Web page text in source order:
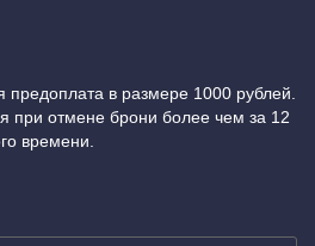
предоплата в размере 1000 рублей.
при отмене брони более чем за 12
времени.